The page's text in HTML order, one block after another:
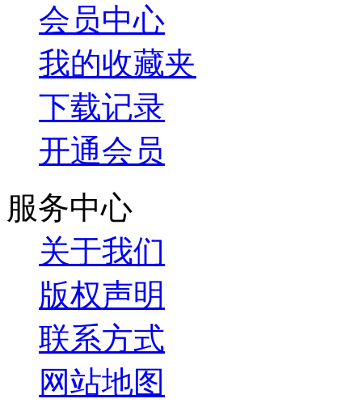
会员中心
我的收藏夹
下载记录
开通会员
服务中心
关于我们
版权声明
联系方式
网站地图